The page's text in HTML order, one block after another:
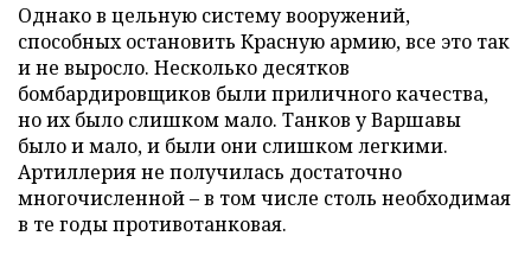
Однако в цельную систему вооружений,
способных остановить Красную армию, все это так
и не выросло. Несколько десятков
бомбардировщиков были приличного качества,
но их было слишком мало. Танков у Варшавы
было и мало, и были они слишком легкими.
Артиллерия не получилась достаточно
многочисленной – в том числе столь необходимая
в те годы противотанковая.